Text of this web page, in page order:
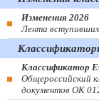
Изменения 2026
Лента
Классификатор
Общероссийский
документов ОК